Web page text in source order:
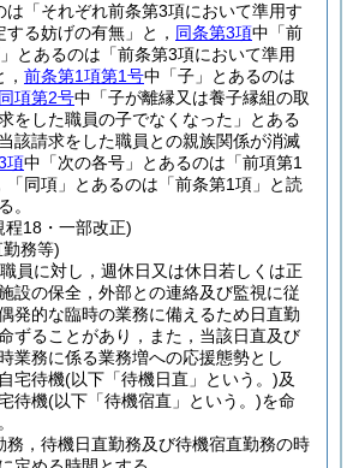
は「それぞれ前条第3項において準用す
る妨げの有無」と， 同条第3項中「前
とあるのは「前条第3項において準用
前条第1項第1号中「子」とあるのは
同項第2号中「子が離縁又は養子縁組の取
をした職員の子でなくなった」とある
該請求をした職員との親族関係が消滅
項中「次の各号」とあるのは「前項第1
「同項」とあるのは「前条第1項」と読
。
程18・一部改正)
務等)
員に対し，週休日又は休日若しくは正
設の保全，外部との連絡及び監視に従
発的な臨時の業務に備えるため日直勤
ずることがあり，また，当該日直及び
業務に係る業務増への応援態勢とし
宅待機(以下「待機日直」という。)及
待機(以下「待機宿直」という。)を命
務，待機日直勤務及び待機宿直勤務の時